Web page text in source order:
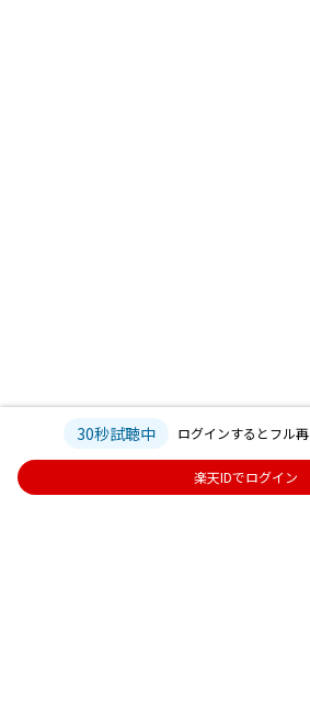
30秒試聴中 ログインするとフル
楽天IDでログイン